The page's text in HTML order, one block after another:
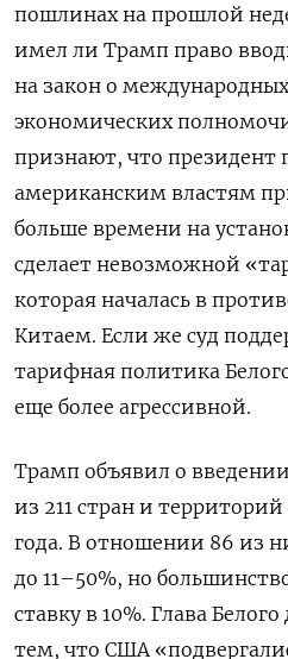
пошлинах на прошлой
имел ли Трамп право
на закон о
экономических
признают, что президент
американским властям
больше времени на
сделает невозможной
которая началась в
Китаем. Если же суд
тарифная политика
еще более агрессивной.
Трамп объявил о
из 211 стран и
года. В отношении 86 из
до 11–50%, но
ставку в 10%. Глава
тем, что США